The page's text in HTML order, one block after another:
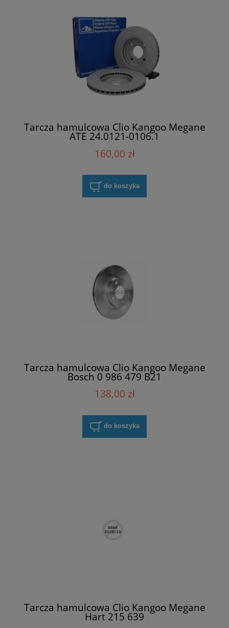
Tarcza hamulcowa Clio Kangoo Megane
ATE 24.0121-0106.1
160,00 zł
do koszyka
Tarcza hamulcowa Clio Kangoo Megane
Bosch 0 986 479 B21
138,00 zł
do koszyka
Tarcza hamulcowa Clio Kangoo Megane
Hart 215 639